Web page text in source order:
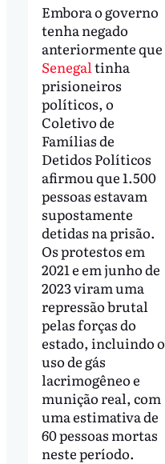
Embora o governo
tenha negado
anteriormente que
Senegal tinha
prisioneiros
políticos, o
Coletivo de
Famílias de
Detidos Políticos
afirmou que 1.500
pessoas estavam
supostamente
detidas na prisão.
Os protestos em
2021 e em junho de
2023 viram uma
repressão brutal
pelas forças do
estado, incluindo o
uso de gás
lacrimogêneo e
munição real, com
uma estimativa de
60 pessoas mortas
neste período.